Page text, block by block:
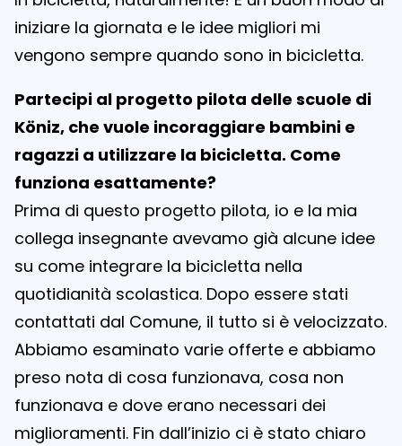
iniziare la giornata e le idee migliori mi
vengono sempre quando sono in bicicletta.
Partecipi al progetto pilota delle scuole di
Köniz, che vuole incoraggiare bambini e
ragazzi a utilizzare la bicicletta. Come
funziona esattamente?
Prima di questo progetto pilota, io e la mia
collega insegnante avevamo già alcune idee
su come integrare la bicicletta nella
quotidianità scolastica. Dopo essere stati
contattati dal Comune, il tutto si è velocizzato.
Abbiamo esaminato varie offerte e abbiamo
preso nota di cosa funzionava, cosa non
funzionava e dove erano necessari dei
miglioramenti. Fin dall’inizio ci è stato chiaro